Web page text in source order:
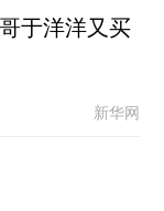
于洋洋又买
新华网